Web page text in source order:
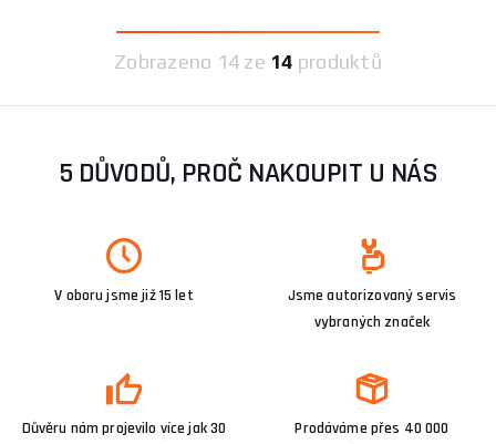
Zobrazeno 14 ze 14 produktů
5 DŮVODŮ, PROČ NAKOUPIT U NÁS
V oboru jsme již 15 let
Jsme autorizovaný servis
vybraných značek
Důvěru nám projevilo více jak 30
Prodáváme přes 40 000